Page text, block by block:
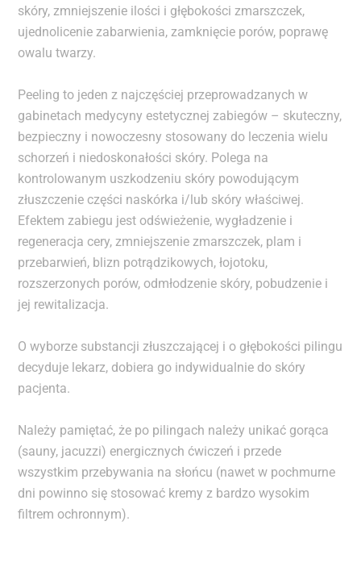
skóry, zmniejszenie ilości i głębokości zmarszczek,
ujednolicenie zabarwienia, zamknięcie porów, poprawę
owalu twarzy.
Peeling to jeden z najczęściej przeprowadzanych w
gabinetach medycyny estetycznej zabiegów – skuteczny,
bezpieczny i nowoczesny stosowany do leczenia wielu
schorzeń i niedoskonałości skóry. Polega na
kontrolowanym uszkodzeniu skóry powodującym
złuszczenie części naskórka i/lub skóry właściwej.
Efektem zabiegu jest odświeżenie, wygładzenie i
regeneracja cery, zmniejszenie zmarszczek, plam i
przebarwień, blizn potrądzikowych, łojotoku,
rozszerzonych porów, odmłodzenie skóry, pobudzenie i
jej rewitalizacja.
O wyborze substancji złuszczającej i o głębokości pilingu
decyduje lekarz, dobiera go indywidualnie do skóry
pacjenta.
Należy pamiętać, że po pilingach należy unikać gorąca
(sauny, jacuzzi) energicznych ćwiczeń i przede
wszystkim przebywania na słońcu (nawet w pochmurne
dni powinno się stosować kremy z bardzo wysokim
filtrem ochronnym).